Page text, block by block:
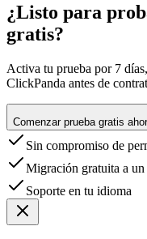
¿Listo para
gratis?
Activa tu prueba por 7
ClickPanda antes de
Comenzar prueba gratis
Sin compromiso de
Migración gratuita a
Soporte en tu idioma